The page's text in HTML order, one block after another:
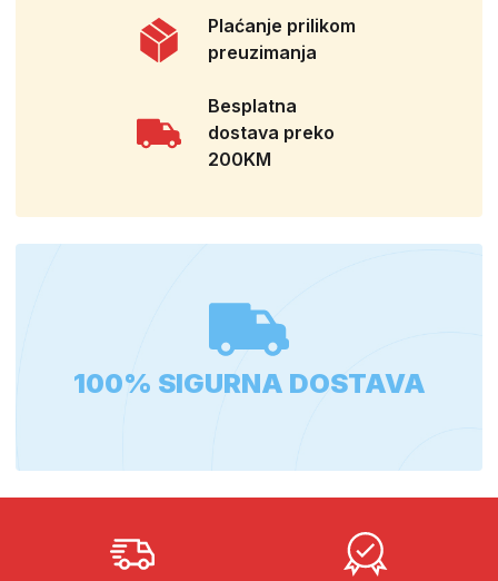
Plaćanje prilikom
preuzimanja
Besplatna
dostava preko
200KM
100% SIGURNA DOSTAVA